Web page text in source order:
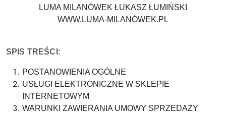
LUMA MILANÓWEK ŁUKASZ ŁUMIŃSKI
WWW.LUMA-MILANÓWEK.PL
SPIS TREŚCI:
POSTANOWIENIA OGÓLNE
USŁUGI ELEKTRONICZNE W SKLEPIE
INTERNETOWYM
WARUNKI ZAWIERANIA UMOWY SPRZEDAŻY